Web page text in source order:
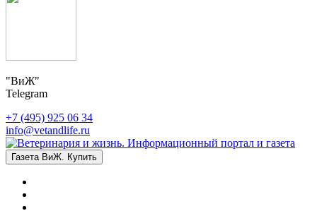
"ВиЖ"
Telegram
+7 (495) 925 06 34
info@vetandlife.ru
Газета ВиЖ. Купить